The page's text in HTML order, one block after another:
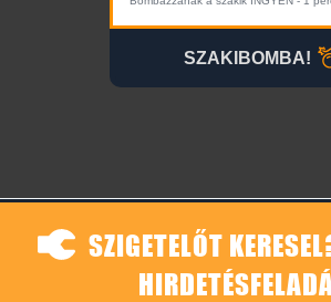
SZAKIBOMBA!
SZIGETELŐT